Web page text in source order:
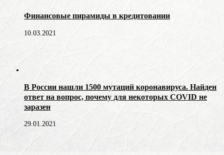
Финансовые пирамиды в кредитовании
10.03.2021
В России нашли 1500 мутаций коронавируса. Найден
ответ на вопрос, почему для некоторых COVID не
заразен
29.01.2021